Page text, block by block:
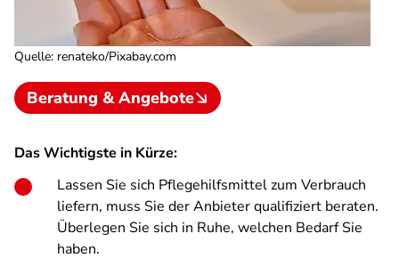
Quelle: renateko/Pixabay.com
Beratung & Angebote
Das Wichtigste in Kürze:
Lassen Sie sich Pflegehilfsmittel zum Verbrauch
liefern, muss Sie der Anbieter qualifiziert beraten.
Überlegen Sie sich in Ruhe, welchen Bedarf Sie
haben.